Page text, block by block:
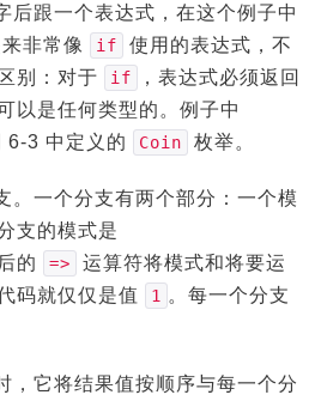
后跟一个表达式，在这个例子中
非常像 if
使用的表达式，不
别：对于
if
，表达式必须返回
以是任何类型的。例子中
6-3 中定义的 Coin 枚举。
。一个分支有两个部分：一个模
支的模式是
的 =>
运算符将模式和将要运
码就仅仅是值
1
。每一个分支
，它将结果值按顺序与每一个分